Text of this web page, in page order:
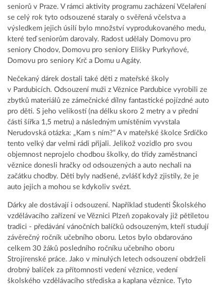
seniorů v Praze. V rámci aktivity programu zacházení Včelaření
se celý rok tyto odsouzené staraly o svěřená včelstva a
výsledkem jejich úsilí bylo množství vyprodukovaného medu,
které teď seniorům darovaly. Radost udělaly Domovu pro
seniory Chodov, Domovu pro seniory Elišky Purkyňové,
Domovu pro seniory Krč a Domu u Agáty.
Nečekaný dárek dostali také děti z mateřské školy
v Pardubicích. Odsouzení muži z Věznice Pardubice vyrobili ze
zbytků materiálů ze zámečnické dílny fantastické pojízdné auto
pro děti. S jeho velikostí (na délku skoro 2 metry a v přední
části šířka 1,5 metru) a následným umístěním vyvstala
Nerudovská otázka: „Kam s ním?“ A v mateřské školce Srdíčko
tento velký dar velmi rádi přijali. Jelikož vozidlo pro svou
objemnost neprojelo chodbou školky, do třídy zaměstnanci
věznice donesli hračky od odsouzených a auto nechali na
začátku chodby. Děti byly nadšené, zvlášť když zjistily, že je
auto jejich a mohou se kdykoliv svézt.
Dárky ale dostávají i odsouzení. Například studenti Školského
vzdělávacího zařízení ve Věznici Plzeň zopakovaly již pětiletou
tradici - předávání vánočních balíčků odsouzeným, kteří studují
závěrečný ročník učebního oboru. Letos bylo obdarováno
celkem 30 žáků posledního ročníku učebního oboru
Strojírenské práce. Jako v minulých letech odsouzení obdrželi
drobný balíček za přítomnosti vedení věznice, vedení
školského vzdělávacího střediska a kaplana věznice. Tyto